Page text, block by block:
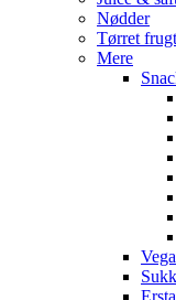
Nødder
Tørret
Mere